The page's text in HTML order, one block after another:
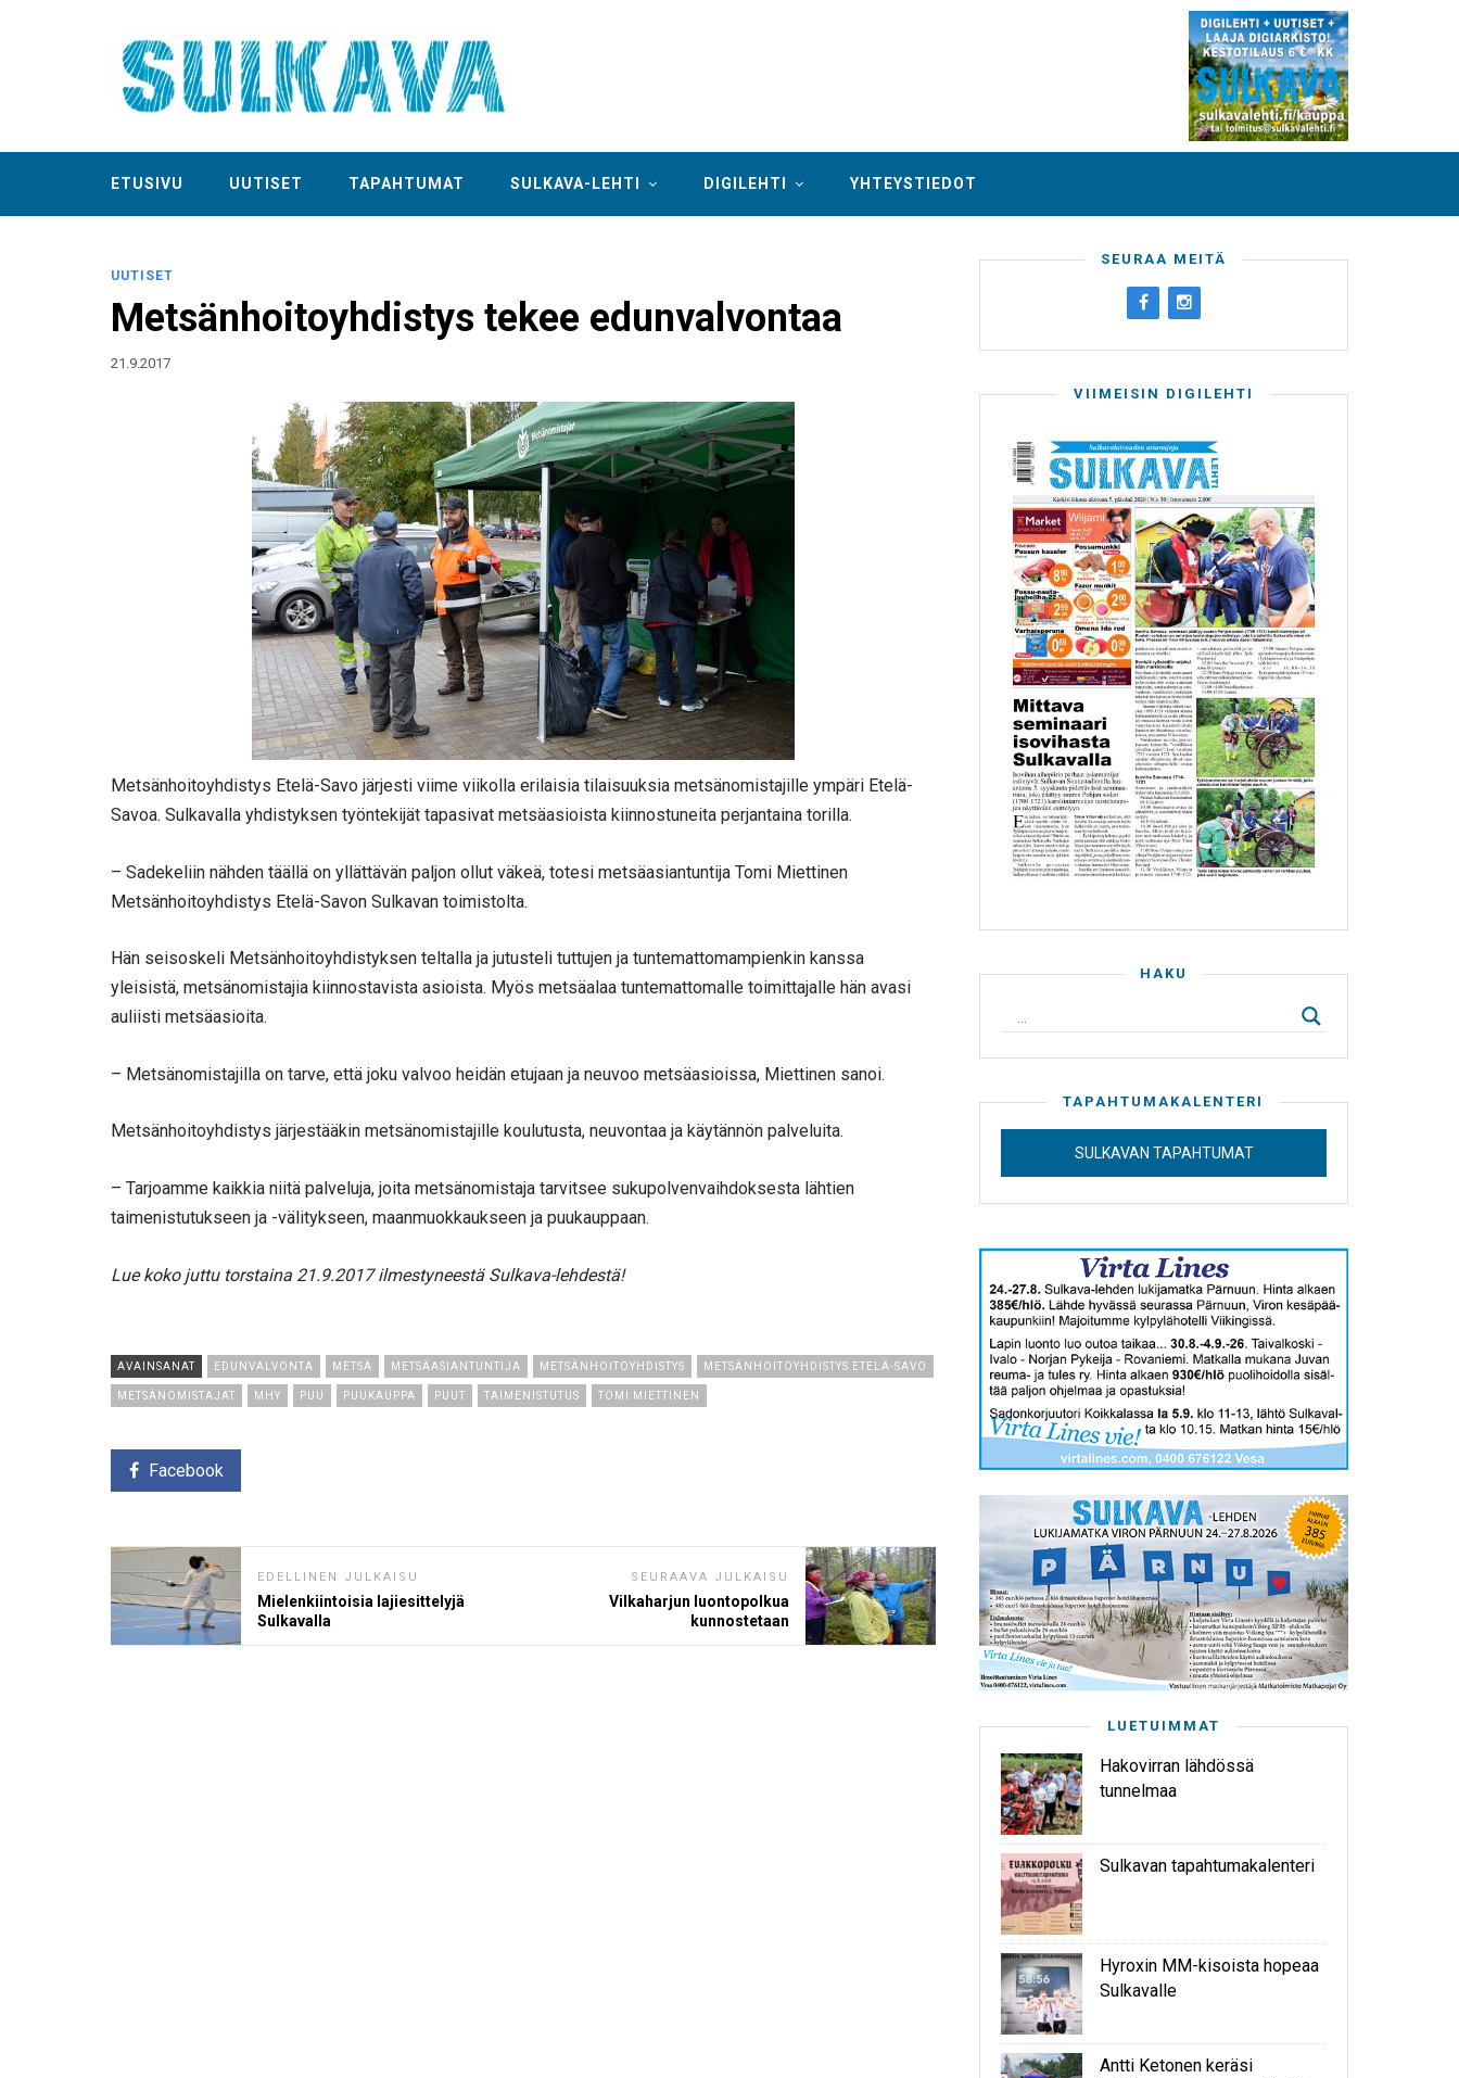
ETUSIVU UUTISET TAPAHTUMAT SULKAVA-LEHTI DIGILEHTI YHTEYSTIEDOT
UUTISET
Metsänhoitoyhdistys tekee edunvalvontaa
21.9.2017
Metsänhoitoyhdistys Etelä-Savo järjesti viime viikolla erilaisia tilaisuuksia metsänomistajille ympäri Etelä-
Savoa. Sulkavalla yhdistyksen työntekijät tapasivat metsäasioista kiinnostuneita perjantaina torilla.
– Sadekeliin nähden täällä on yllättävän paljon ollut väkeä, totesi metsäasiantuntija Tomi Miettinen
Metsänhoitoyhdistys Etelä-Savon Sulkavan toimistolta.
Hän seisoskeli Metsänhoitoyhdistyksen teltalla ja jutusteli tuttujen ja tuntemattomampienkin kanssa
yleisistä, metsänomistajia kiinnostavista asioista. Myös metsäalaa tuntemattomalle toimittajalle hän avasi
auliisti metsäasioita.
– Metsänomistajilla on tarve, että joku valvoo heidän etujaan ja neuvoo metsäasioissa, Miettinen sanoi.
Metsänhoitoyhdistys järjestääkin metsänomistajille koulutusta, neuvontaa ja käytännön palveluita.
– Tarjoamme kaikkia niitä palveluja, joita metsänomistaja tarvitsee sukupolvenvaihdoksesta lähtien
taimenistutukseen ja -välitykseen, maanmuokkaukseen ja puukauppaan.
Lue koko juttu torstaina 21.9.2017 ilmestyneestä Sulkava-lehdestä!
AVAINSANAT EDUNVALVONTA METSÄ METSÄASIANTUNTIJA METSÄNHOITOYHDISTYS METSÄNHOITOYHDISTYS ETELÄ-SAVO
METSÄNOMISTAJAT MHY PUU PUUKAUPPA PUUT TAIMENISTUTUS TOMI MIETTINEN
Facebook
EDELLINEN JULKAISU
Mielenkiintoisia lajiesittelyjä
Sulkavalla
SEURAAVA JULKAISU
Vilkaharjun luontopolkua
kunnostetaan
SEURAA MEITÄ
VIIMEISIN DIGILEHTI
HAKU
TAPAHTUMAKALENTERI
SULKAVAN TAPAHTUMAT
LUETUIMMAT
Hakovirran lähdössä
tunnelmaa
Sulkavan tapahtumakalenteri
Hyroxin MM-kisoista hopeaa
Sulkavalle
Antti Ketonen keräsi